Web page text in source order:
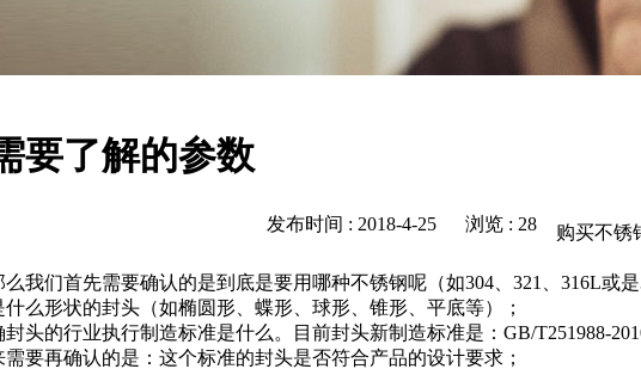
要了解的参数
发布时间 : 2018-4-25 浏览 : 28 购买不锈
我们首先需要确认的是到底是要用哪种不锈钢呢（如304、321、316L或是
么形状的封头（如椭圆形、蝶形、球形、锥形、平底等）；
头的行业执行制造标准是什么。目前封头新制造标准是：GB/T251988-
要再确认的是：这个标准的封头是否符合产品的设计要求；